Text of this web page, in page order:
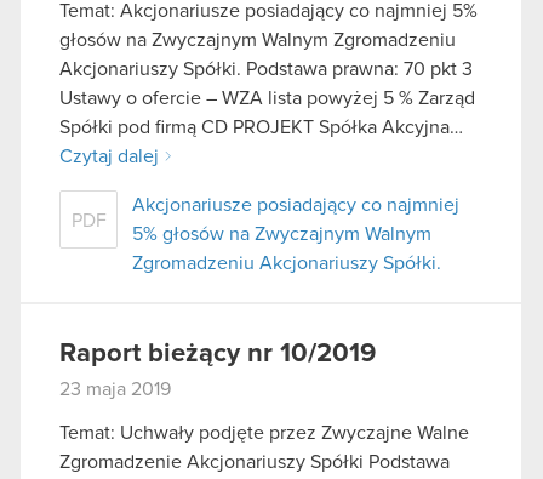
korzystanie z naszej witryny, zgadasz się na
używanie plików cookie.
Temat: Akcjonariusze posiadający co najmniej 5%
głosów na Zwyczajnym Walnym Zgromadzeniu
Akcjonariuszy Spółki. Podstawa prawna: 70 pkt 3
Ustawy o ofercie – WZA lista powyżej 5 % Zarząd
Spółki pod firmą CD PROJEKT Spółka Akcyjna…
Czytaj dalej
PDF
Akcjonariusze posiadający co najmniej
5% głosów na Zwyczajnym Walnym
Zgromadzeniu Akcjonariuszy Spółki.
Raport bieżący nr 10/2019
23 maja 2019
Temat: Uchwały podjęte przez Zwyczajne Walne
Zgromadzenie Akcjonariuszy Spółki Podstawa